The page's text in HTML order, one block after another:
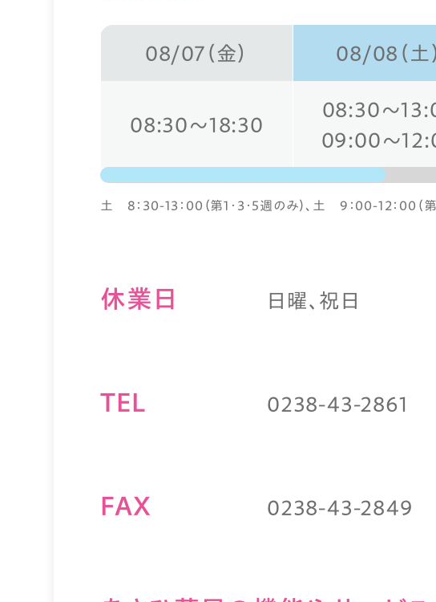
08/07（金） 08/08（土）
08:30～18:30
08:30～
09:00～
土 8：30-13：00（第1・3・5週のみ）、土 9：00-12：00（第
休業⽇ 日曜、祝日
TEL 0238-43-2861
FAX 0238-43-2849